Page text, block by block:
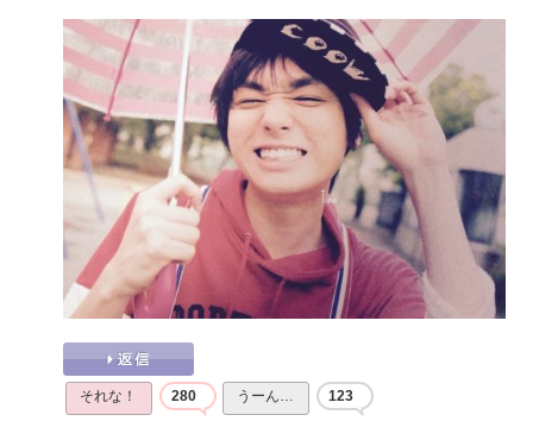
それな！ 280 うーん… 123